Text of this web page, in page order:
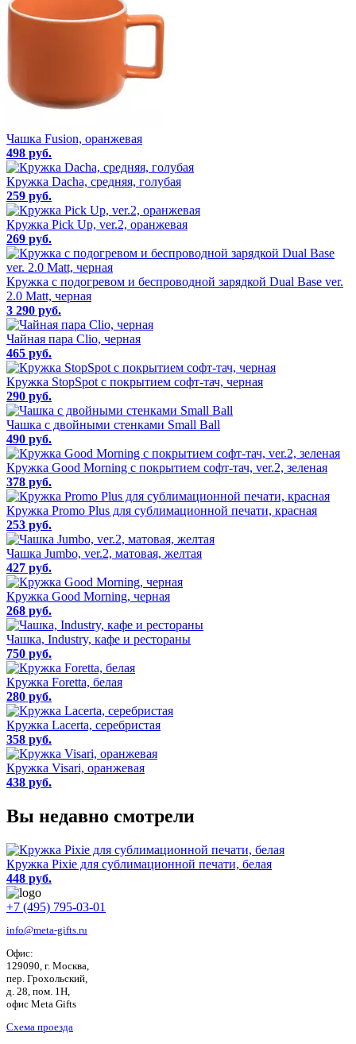
Чашка Fusion, оранжевая
498 руб.
Кружка Dacha, средняя, голубая
259 руб.
Кружка Pick Up, ver.2, оранжевая
269 руб.
Кружка с подогревом и беспроводной зарядкой Dual Base ver.
2.0 Matt, черная
3 290 руб.
Чайная пара Clio, черная
465 руб.
Кружка StopSpot с покрытием софт-тач, черная
290 руб.
Чашка с двойными стенками Small Ball
490 руб.
Кружка Good Morning с покрытием софт-тач, ver.2, зеленая
378 руб.
Кружка Promo Plus для сублимационной печати, красная
253 руб.
Чашка Jumbo, ver.2, матовая, желтая
427 руб.
Кружка Good Morning, черная
268 руб.
Чашка, Industry, кафе и рестораны
750 руб.
Кружка Foretta, белая
280 руб.
Кружка Lacerta, серебристая
358 руб.
Кружка Visari, оранжевая
438 руб.
Вы недавно смотрели
Кружка Pixie для сублимационной печати, белая
448 руб.
+7 (495) 795-03-01
info@meta-gifts.ru
Офис:
129090, г. Москва,
пер. Грохольский,
д. 28, пом. 1Н,
офис Meta Gifts
Схема проезда